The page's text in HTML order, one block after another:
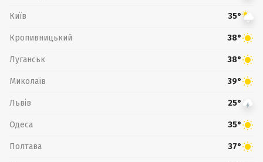
Київ 35°
Кропивницький 38°
Луганськ 38°
Миколаїв 39°
Львів 25°
Одеса 35°
Полтава 37°